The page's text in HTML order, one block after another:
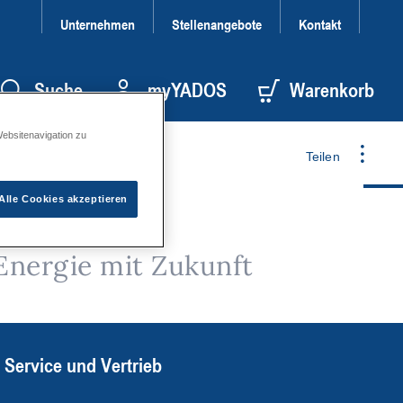
Unternehmen Stellenangebote Kontakt
Suche myYADOS Warenkorb
Teilen
mit Zukunft
Service und Vertrieb
zu
Cookies akzeptieren